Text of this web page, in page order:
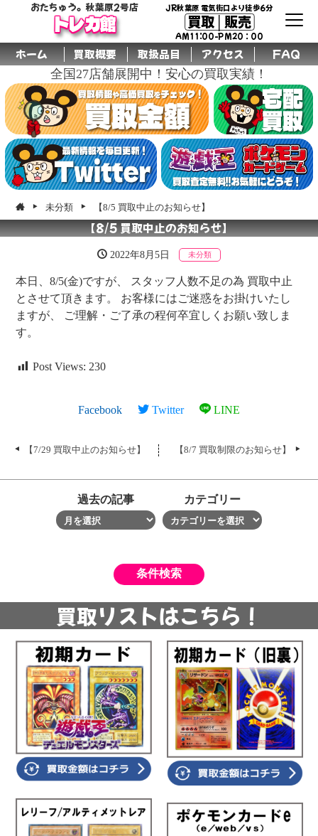
おたちゅう。秋葉原2号店
トレカ館
JR秋葉原 電気街口より徒歩6分
買取│販売
AM11:00-PM20：00
ホーム 買取概要 取扱品目 アクセス FAQ
全国27店舗展開中！安心の買取実績！
未分類 【8/5 買取中止のお知らせ】
【8/5 買取中止のお知らせ】
2022年8月5日 未分類
本日、8/5(金)ですが、 スタッフ人数不足の為 買取中止
とさせて頂きます。 お客様にはご迷惑をお掛けいたし
ますが、 ご理解・ご了承の程何卒宜しくお願い致しま
す。
Post Views: 230
Facebook Twitter LINE
【7/29 買取中止のお知らせ】 【8/7 買取制限のお知らせ】
過去の記事 カテゴリー
買取リストはこちら！